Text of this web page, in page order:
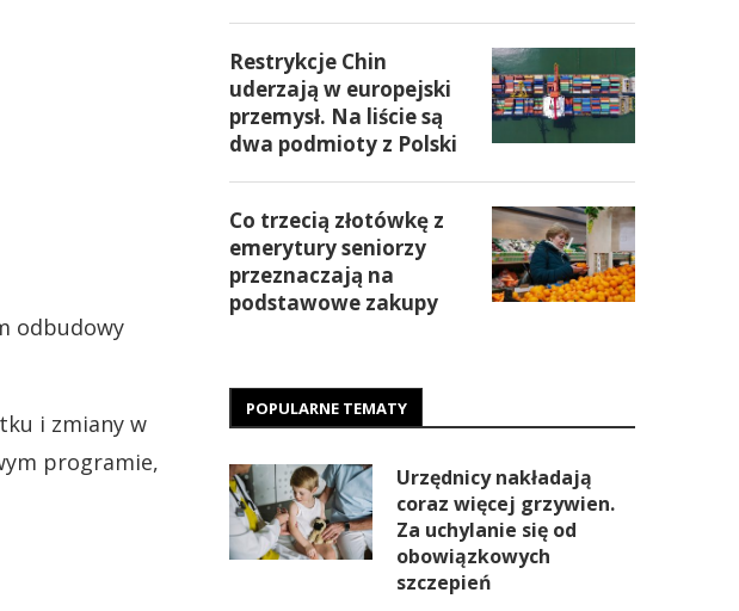
odbudowy
i zmiany w
programie,
Restrykcje Chin
uderzają w europejski
przemysł. Na liście są
dwa podmioty z Polski
Co trzecią złotówkę z
emerytury seniorzy
przeznaczają na
podstawowe zakupy
POPULARNE TEMATY
Urzędnicy nakładają
coraz więcej grzywien.
Za uchylanie się od
obowiązkowych
szczepień